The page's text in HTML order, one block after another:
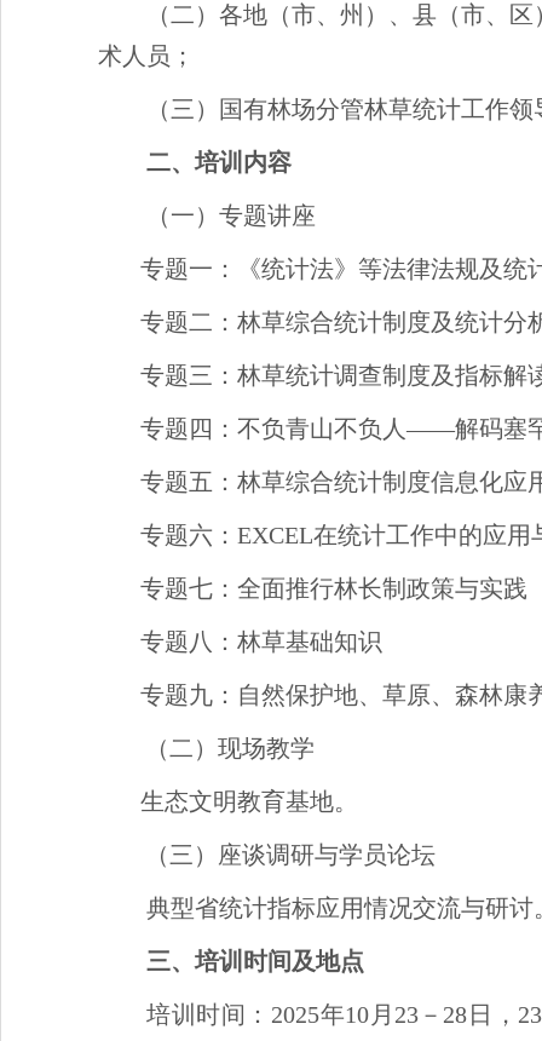
（二）各地（市、州）、县（市、
术人员；
（三）国有林场分管林草统计工作
二、培训内容
（一）专题讲座
专题一：《统计法》等法律法规及统
专题二：林草综合统计制度及统计分
专题三：林草统计调查制度及指标解
专题四：不负青山不负人——解码塞
专题五：林草综合统计制度信息化应
专题六：EXCEL在统计工作中的应用
专题七：全面推行林长制政策与实践
专题八：林草基础知识
专题九：自然保护地、草原、森林康
（二）现场教学
生态文明教育基地。
（三）座谈调研与学员论坛
典型省统计指标应用情况交流与研讨
三、培训时间及地点
培训时间：2025年10月23－28日，